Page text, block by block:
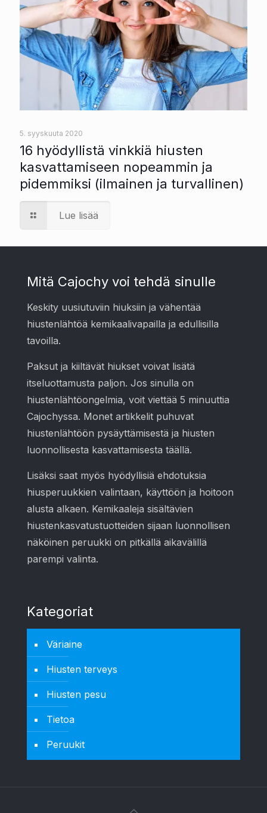
5. syyskuuta 2020
16 hyödyllistä vinkkiä hiusten
kasvattamiseen nopeammin ja
pidemmiksi (ilmainen ja turvallinen)
Lue lisää
Mitä Cajochy voi tehdä sinulle
Keskity uusiutuviin hiuksiin ja vähentää
hiustenlähtöä kemikaalivapailla ja edullisilla
tavoilla.
Paksut ja kiiltävät hiukset voivat lisätä
itseluottamusta paljon. Jos sinulla on
hiustenlähtöongelmia, voit viettää 5 minuuttia
Cajochyssa. Monet artikkelit puhuvat
hiustenlähtöön pysäyttämisestä ja hiusten
luonnollisesta kasvattamisesta täällä.
Lisäksi saat myös hyödyllisiä ehdotuksia
hiusperuukkien valintaan, käyttöön ja hoitoon
alusta alkaen. Kemikaaleja sisältävien
hiustenkasvatustuotteiden sijaan luonnollisen
näköinen peruukki on pitkällä aikavälillä
parempi valinta.
Kategoriat
Väriaine
Hiusten terveys
Hiusten pesu
Tietoa
Peruukit